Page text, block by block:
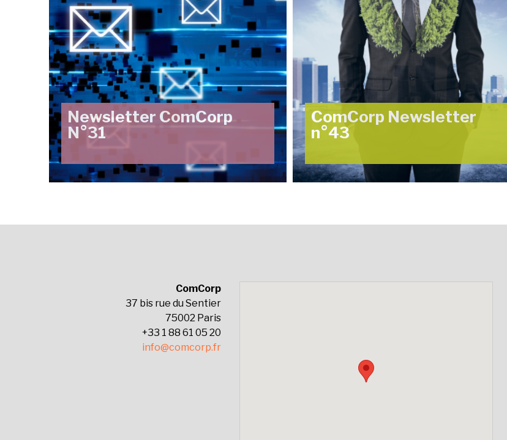
Newsletter ComCorp
N°31
ComCorp Newsletter
n°43
ComCorp
37 bis rue du Sentier
75002 Paris
+33 1 88 61 05 20
info@comcorp.fr